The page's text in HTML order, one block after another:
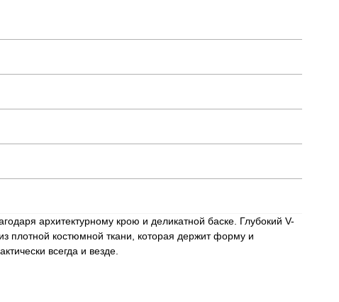
архитектурному крою и деликатной баске. Глубокий V-
плотной костюмной ткани, которая держит форму и
всегда и везде.